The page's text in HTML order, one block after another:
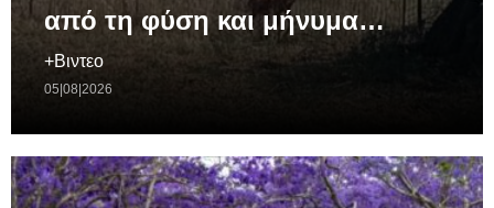
από τη φύση και μήνυμα…
+Βιντεο
05|08|2026